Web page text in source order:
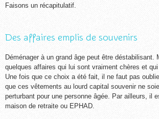
Faisons un récapitulatif.
Des affaires emplis de souvenirs
Déménager à un grand âge peut être
quelques affaires qui lui sont vraiment chères et
Une fois que ce choix a été fait, il ne faut pas
que ces vêtements au lourd capital souvenir ne
perturbant pour une personne âgée. Par ailleurs, il
maison de retraite ou EPHAD.